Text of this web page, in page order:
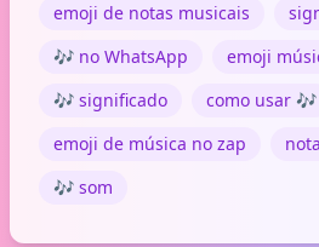
emoji de notas musicais
🎶 no WhatsApp
emoji
🎶 significado
como usar 🎶
emoji de música no zap
🎶 som